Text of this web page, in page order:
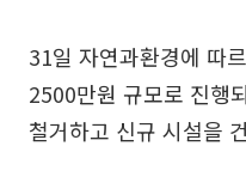
31일 자연과환경에 따
2500만원 규모로 진행
철거하고 신규 시설을